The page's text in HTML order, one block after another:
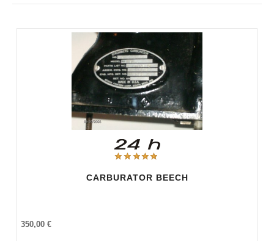
CARBURATOR BEECH
350,00 €